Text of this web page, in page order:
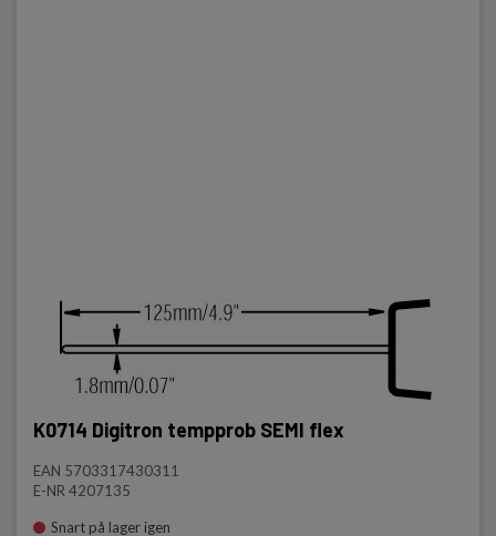
K0714 Digitron tempprob SEMI flex
EAN 5703317430311
E-NR 4207135
Snart på lager igen